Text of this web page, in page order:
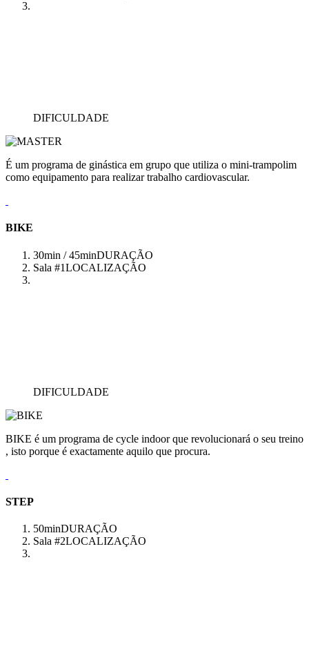
DIFICULDADE
É um programa de ginástica em grupo que utiliza o mini-trampolim
como equipamento para realizar trabalho cardiovascular.
BIKE
30min / 45minDURAÇÃO
Sala #1LOCALIZAÇÃO
DIFICULDADE
BIKE é um programa de cycle indoor que revolucionará o seu treino
, isto porque é exactamente aquilo que procura.
STEP
50minDURAÇÃO
Sala #2LOCALIZAÇÃO